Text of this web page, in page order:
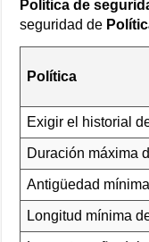
Política de
seguridad de
Política
Exigir el historial
Duración máxima
Antigüedad
Longitud mínima